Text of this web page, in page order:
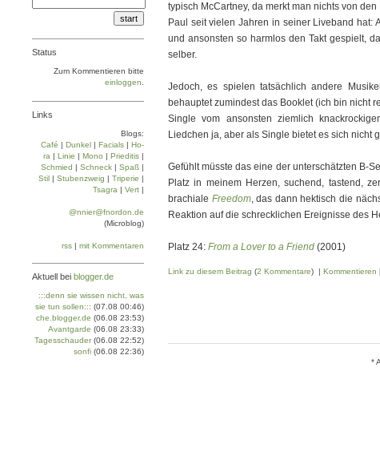
typisch McCartney, da merkt man nichts von
Paul seit vielen Jahren in seiner Liveband hat:
und ansonsten so harmlos den Takt gespielt,
selber.
Jedoch, es spielen tatsächlich andere
behauptet zumindest das Booklet (ich bin nicht
Single vom ansonsten ziemlich
Liedchen ja, aber als Single bietet es sich nicht
Gefühlt müsste das eine der unterschätzten B-
Platz in meinem Herzen, suchend, tastend,
brachiale Freedom, das dann hektisch die
Reaktion auf die schrecklichen Ereignisse des
Platz 24: From a Lover to a Friend (2001)
Link zu diesem Beitrag (2 Kommentare) | Kommentieren
*
Status
Zum Kommentieren bitte
einloggen
Links
Blogs:
Café | Dun­kel | Facials | Ho­
ra | Linie | Mo­no | Prie­di­tis |
Schmied | Schneck | Spaß |
Stil | Stu­ben­zweig | Tri­pe­rie |
Tsa­gra | Vert |
@nnier@fnordon.de
(Microblog)
rss | mit Kommentaren
Aktuell bei blogger.de
:::denn sie wissen nicht, was
sie tun sollen::: (07.08 00:46)
che.blogger.de (06.08 23:53)
Avantgarde (06.08 23:33)
Tagesschauder (06.08 22:52)
sonfi (06.08 22:36)